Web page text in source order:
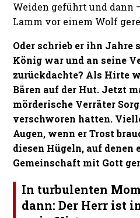
Weiden geführt und dann
Lamm vor einem Wolf
Oder schrieb er ihn Jahre
König war und an seine
zurückdachte? Als Hirte
Bären auf der Hut. Jetzt
mörderische Verräter
verschworen hatten.
Augen, wenn er Trost
diesen Hügeln, auf denen
Gemeinschaft mit Gott
In turbulenten
dann:Der Herr ist